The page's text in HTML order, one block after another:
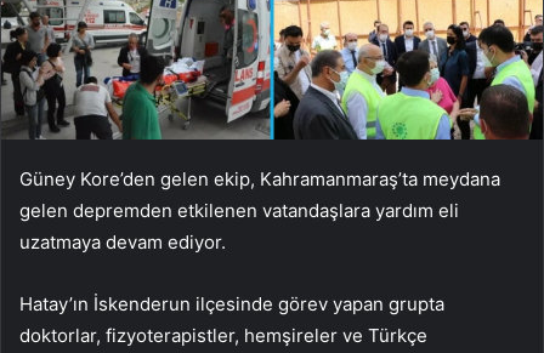
Güney Kore’den gelen ekip, Kahramanmaraş’ta meydana
gelen depremden etkilenen vatandaşlara yardım eli
uzatmaya devam ediyor.
Hatay’ın İskenderun ilçesinde görev yapan grupta
doktorlar, fizyoterapistler, hemşireler ve Türkçe